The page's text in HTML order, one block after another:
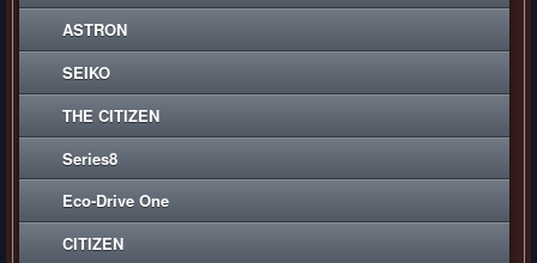
ASTRON
SEIKO
THE CITIZEN
Series8
Eco-Drive One
CITIZEN